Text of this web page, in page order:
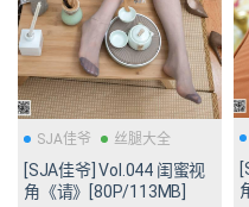
SJA佳爷 丝腿大全
[SJA佳爷] Vol.044 闺蜜视
角《请》[80P/113MB]